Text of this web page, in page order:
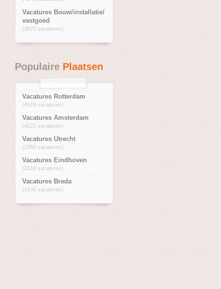
Vacatures Bouw/installatie/
vastgoed
(3875 vacatures)
PopulairePlaatsen
Vacatures Rotterdam
(4519 vacatures)
Vacatures Amsterdam
(4221 vacatures)
Vacatures Utrecht
(2958 vacatures)
Vacatures Eindhoven
(2518 vacatures)
Vacatures Breda
(1831 vacatures)